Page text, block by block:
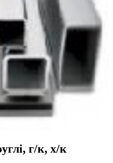
г/к, х/к